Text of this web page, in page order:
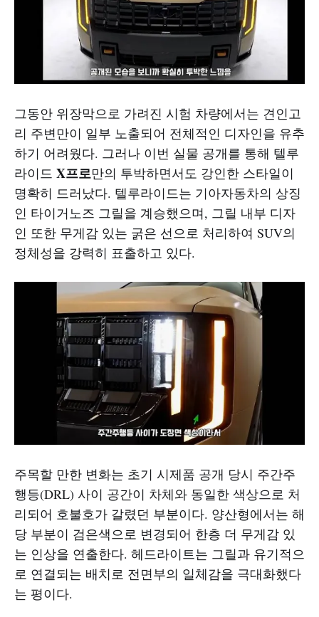
그동안 위장막으로 가려진 시험 차량에서는 견인고
리 주변만이 일부 노출되어 전체적인 디자인을 유추
하기 어려웠다. 그러나 이번 실물 공개를 통해 텔루
라이드 X프로만의 투박하면서도 강인한 스타일이
명확히 드러났다. 텔루라이드는 기아자동차의 상징
인 타이거노즈 그릴을 계승했으며, 그릴 내부 디자
인 또한 무게감 있는 굵은 선으로 처리하여 SUV의
정체성을 강력히 표출하고 있다.
주목할 만한 변화는 초기 시제품 공개 당시 주간주
행등(DRL) 사이 공간이 차체와 동일한 색상으로 처
리되어 호불호가 갈렸던 부분이다. 양산형에서는 해
당 부분이 검은색으로 변경되어 한층 더 무게감 있
는 인상을 연출한다. 헤드라이트는 그릴과 유기적으
로 연결되는 배치로 전면부의 일체감을 극대화했다
는 평이다.